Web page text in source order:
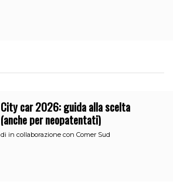
City car 2026: guida alla scelta
(anche per neopatentati)
di in collaborazione con Comer Sud